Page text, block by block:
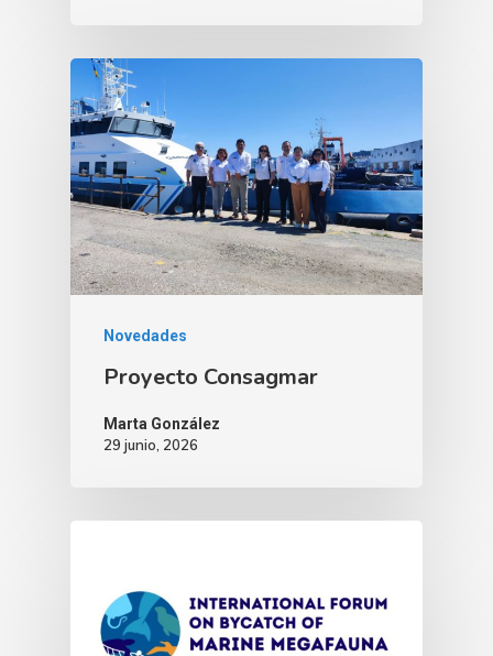
Novedades
Proyecto Consagmar
Marta González
29 junio, 2026